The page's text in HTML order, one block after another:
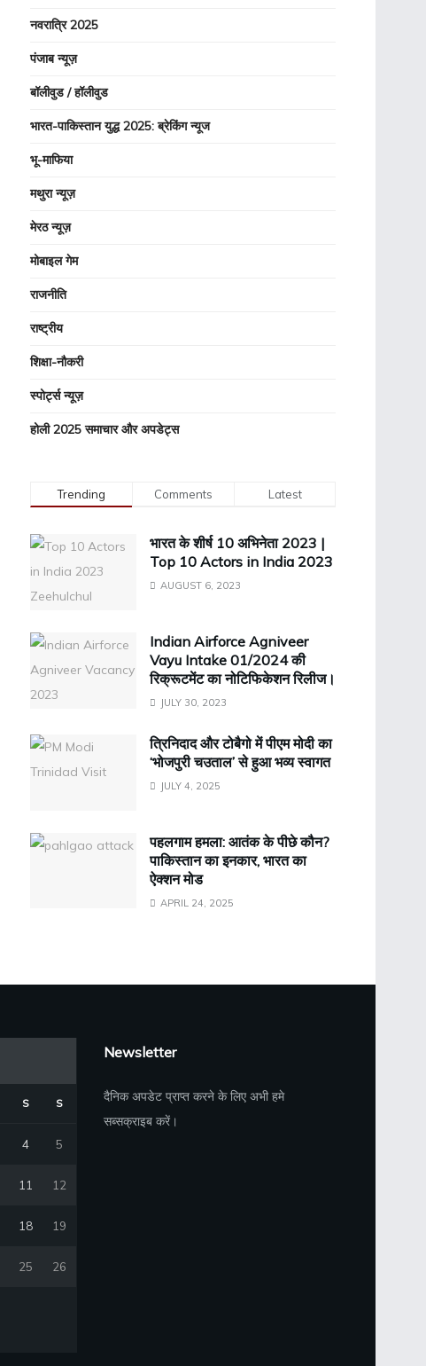
नवरात्रि 2025
पंजाब न्यूज़
बॉलीवुड / हॉलीवुड
भारत-पाकिस्तान युद्ध 2025: ब्रेकिंग न्यूज
भू-माफिया
मथुरा न्यूज़
मेरठ न्यूज़
मोबाइल गेम
राजनीति
राष्ट्रीय
शिक्षा-नौकरी
स्पोर्ट्स न्यूज़
होली 2025 समाचार और अपडेट्स
Trending Comments Latest
भारत के शीर्ष 10 अभिनेता 2023 |
Top 10 Actors in India 2023
AUGUST 6, 2023
Indian Airforce Agniveer
Vayu Intake 01/2024 की
रिक्रूटमेंट का नोटिफिकेशन रिलीज।
JULY 30, 2023
त्रिनिदाद और टोबैगो में पीएम मोदी का
‘भोजपुरी चउताल’ से हुआ भव्य स्वागत
JULY 4, 2025
पहलगाम हमला: आतंक के पीछे कौन?
पाकिस्तान का इनकार, भारत का
ऐक्शन मोड
APRIL 24, 2025
S S
4 5
11 12
18 19
25 26
Newsletter
दैनिक अपडेट प्राप्त करने के लिए अभी हमे
सब्सक्राइब करें।